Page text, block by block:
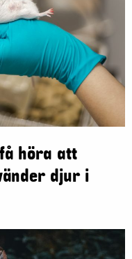
höra att
djur i